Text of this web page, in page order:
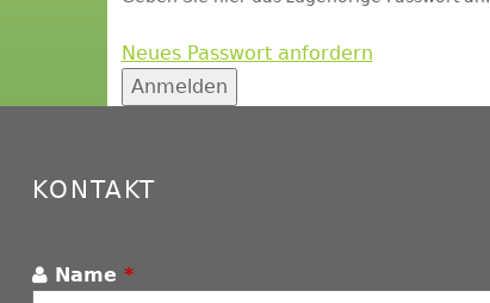
Neues Passwort anfordern
KONTAKT
Name *